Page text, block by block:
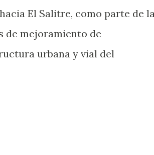
El Salitre, como parte de
de mejoramiento de
urbana y vial del